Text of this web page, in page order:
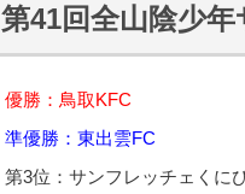
第41回全山陰少
優勝：鳥取KFC
準優勝：東出雲FC
第3位：サンフレッチェくに